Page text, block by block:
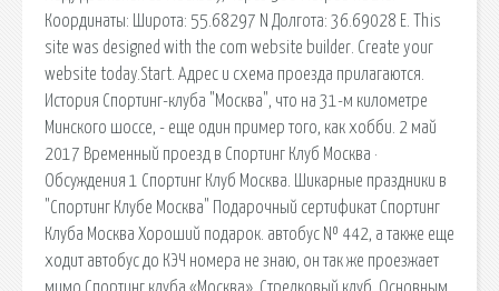
Координаты: Широта: 55.68297 N Долгота: 36.69028 E. This
site was designed with the com website builder. Create your
website today.Start. Адрес и схема проезда прилагаются.
История Спортинг-клуба "Москва", что на 31-м километре
Минского шоссе, - еще один пример того, как хобби. 2 май
2017 Временный проезд в Спортинг Клуб Москва ·
Обсуждения 1 Спортинг Клуб Москва. Шикарные праздники в
"Спортинг Клубе Москва" Подарочный сертификат Спортинг
Клуба Москва Хороший подарок. автобус № 442, а также еще
ходит автобус до КЭЧ номера не знаю, он так же проезжает
мимо Спортинг клуба «Москва». Стрелковый клуб. Основным